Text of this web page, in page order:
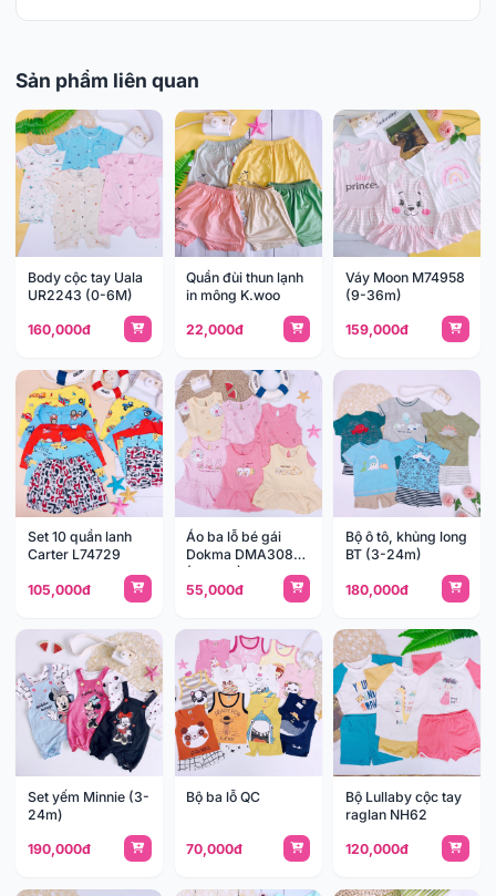
Sản phẩm liên quan
Body cộc tay Uala
UR2243 (0-6M)
160,000đ
Quần đùi thun lạnh
in mông K.woo
22,000đ
Váy Moon M74958
(9-36m)
159,000đ
Set 10 quần lanh
Carter L74729
105,000đ
Áo ba lỗ bé gái
Dokma DMA308
(9-36M)
55,000đ
Bộ ô tô, khủng long
BT (3-24m)
180,000đ
Set yếm Minnie (3-
24m)
190,000đ
Bộ ba lỗ QC
70,000đ
Bộ Lullaby cộc tay
raglan NH62
120,000đ